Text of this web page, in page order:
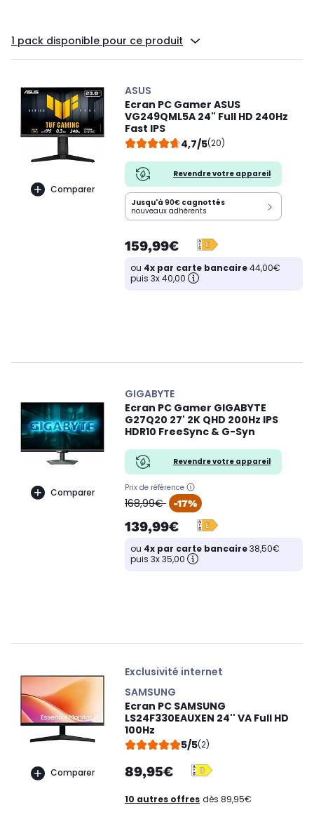
1 pack disponible pour ce produit
Comparer
ASUS
Ecran PC Gamer ASUS
VG249QML5A 24" Full HD 240Hz
Fast IPS
4,7/5(20)
Revendre votre appareil
Jusqu'à 90€ cagnottés
nouveaux adhérents
159,99€
ou 4x par carte bancaire44,00€
puis 3x 40,00
Comparer
GIGABYTE
Ecran PC Gamer GIGABYTE
G27Q20 27' 2K QHD 200Hz IPS
HDR10 FreeSync & G-Syn
Revendre votre appareil
Prix de référence
oldPrice
168,99€ -17%
139,99€
ou 4x par carte bancaire38,50€
puis 3x 35,00
Comparer
Exclusivité internet
SAMSUNG
Ecran PC SAMSUNG
LS24F330EAUXEN 24'' VA Full HD
100Hz
5/5(2)
89,95€
10 autres offres dès 89,95€